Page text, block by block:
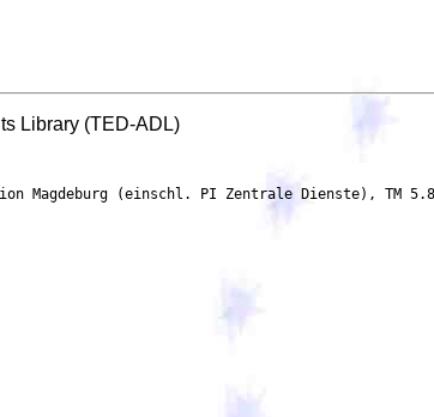
Library (TED-ADL)
durch Schweißen) 41 Stk. Plattenheizkörper
	    18 Stk. Deckenstrahplatte 6x1,51m im Bereich der Sporthalle 17 Stk. Deckenlufterhitzer BG4
             6 im Garagenbereich 1 Stk. Deckenheizung in Gipskartondecke als Heiz-/Kühlelement im
	    Dojoraum
	    Interne Kennung: NML 223-25
     5.1.1. Zweck
	    Art des Auftrags: Bauleistung
            Haupteinstufung (cpv): 45331000 Installation von Heizungs-, Lüftungs- und Klimaanlagen
     5.1.2. Erfüllungsort
            Postanschrift: GNUE: Polizeiinspektion Magdeburg (einschl. PI Zentrale Dienste) Sternstraße
	    12
	    Stadt: Magdeburg
	    Postleitzahl: 39104
	    Land, Gliederung (NUTS): Magdeburg, Kreisfreie Stadt (DEE03)
	    Land: Deutschland
     5.1.3. Geschätzte Dauer
	    Datum des Beginns: 06/10/2025
	    Enddatum der Laufzeit: 30/09/2026
     5.1.6. Allgemeine Informationen
	    Vorbehaltene Teilnahme: Teilnahme ist nicht vorbehalten.
	    Auftragsvergabeprojekt nicht aus EU-Mitteln finanziert
            Die Beschaffung fällt unter das Übereinkommen über das öffentliche Beschaffungswesen: ja
            Diese Auftragsvergabe ist auch für kleine und mittlere Unternehmen (KMU) geeignet: ja
            Zusätzliche Informationen: #Besonders auch geeignet für:selbst#
     5.1.7. Strategische Auftragsvergabe
	    Ziel der strategischen Auftragsvergabe: Keine strategische Beschaffung
     5.1.9. Eignungskriterien
	    Quellen der Auswahlkriterien: Bekanntmachung
	    Kriterium: Relevante Bildungs- und Berufsqualifikationen
            Beschreibung: Bezeichnung: Befähigung zur Berufsausübung einschließlich Auflagen
	    hinsichtlich der Eintragung in einem Berufs- oder Handelsregister, Wirtschaftliche und
            finanzielle Leistungsfähigkeit, Technische und berufliche Leistungsfähigkeit Teil 1
            Beschreibung: Hinweis: Dieser Teil der Bekanntmachung enthält nicht nur Informationen
            hinsichtlich der Eignung zur Berufsausübung, sondern auch Informationen hinsichtlich der
            technischen und beruflichen Leistungsfähigkeit sowie der